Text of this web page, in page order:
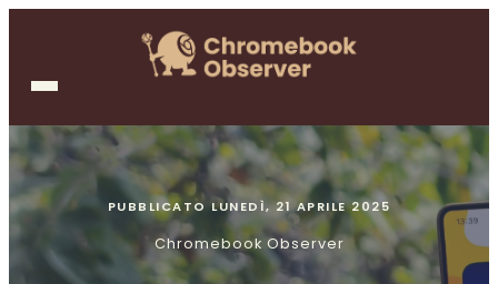
PUBBLICATOLUNEDÌ, 21 APRILE 2025
Chromebook Observer